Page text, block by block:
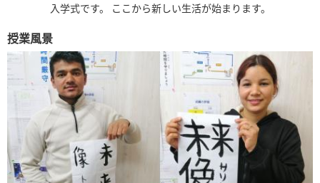
入学式です。 ここから新しい生活が始まります。
授業風景